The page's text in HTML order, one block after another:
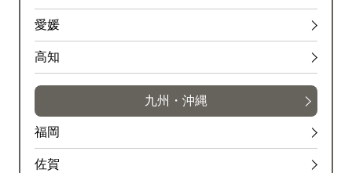
愛媛
高知
九州・沖縄
福岡
佐賀